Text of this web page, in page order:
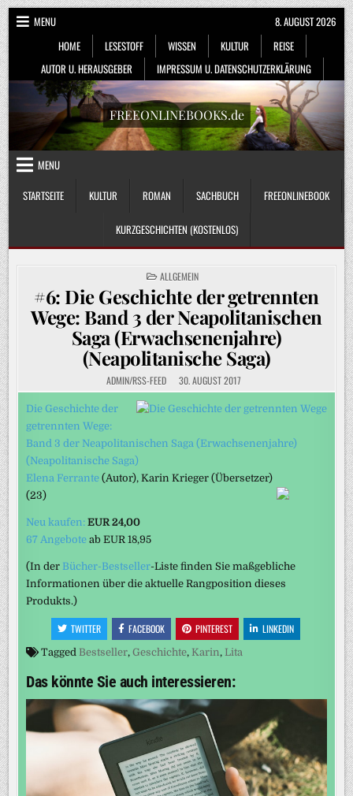
Skip
to
content
MENU
HOME
LESESTOFF WISSEN KULTUR
REISE
AUTOR U. HERAUSGEBER
IMPRESSUM U. DATENSCHUTZERKLÄRUNG
8. AUGUST 2026
FREEONLINEBOOKS.de
MENU
STARTSEITE
KULTUR ROMAN SACHBUCH FREEONLINEBOOK
KURZGESCHICHTEN (KOSTENLOS)
POSTED
IN
ALLGEMEIN
#6: Die Geschichte der getrennten
Wege: Band 3 der Neapolitanischen
Saga (Erwachsenenjahre)
(Neapolitanische Saga)
ADMIN/RSS-FEED 30. AUGUST 2017
Die Geschichte der
getrennten Wege:
Band 3 der Neapolitanischen Saga (Erwachsenenjahre)
(Neapolitanische Saga)
Elena Ferrante (Autor), Karin Krieger(Übersetzer)
(23)
Neu kaufen:EUR 24,00
67 Angebote abEUR 18,95
(In der Bücher-Bestseller-Liste finden Sie maßgebliche
Informationen über die aktuelle Rangposition dieses
Produkts.)
TWITTER FACEBOOK PINTEREST LINKEDIN
Tagged Bestseller,Geschichte, Karin, Lita
Das könnte Sie auch interessieren: